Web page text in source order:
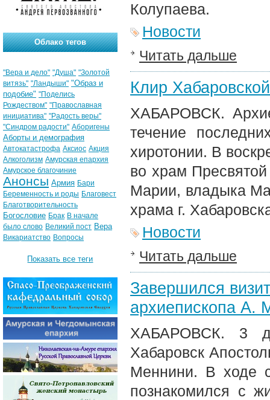
Колупаева.
Новости
Читать дальше
Клир
ХАБАРОВСК.
течение
хиротонии. В
во храм
Марии, владыка
храма г.
Новости
Читать дальше
Завершился
архиепископа А.
ХАБАРОВСК. 3
Хабаровск
Меннини. В ходе
познакомился с
Облако тегов
"Вера и дело" "Душа" "Золотой
витязь" "Ландыши" "Образ и
подобие" "Поделись
Рождеством" "Православная
инициатива" "Радость веры"
"Синдром радости" Аборигены
Аборты и демография
Автокатастрофа Аксиос Акция
Алкоголизм Амурская епархия
Амурское благочиние
Анонсы Армия Бари
Беременность и роды Благовест
Благотворительность
Богословие Брак В начале
было слово Великий пост Вера
Викариатство Вопросы
Показать все теги